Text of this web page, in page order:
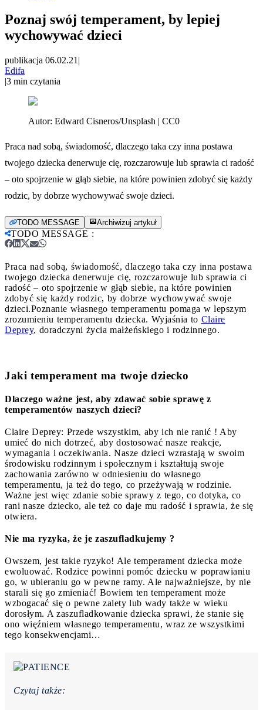
Poznaj swój temperament, by lepiej
wychowywać dzieci
publikacja 06.02.21 |
Edifa
|3 min czytania
Autor: Edward Cisneros/Unsplash | CC0
Praca nad sobą, świadomość, dlaczego taka czy inna postawa
twojego dziecka denerwuje cię, rozczarowuje lub sprawia ci radość
– oto spojrzenie w głąb siebie, na które powinien zdobyć się każdy
rodzic, by dobrze wychowywać swoje dzieci.
TODO MESSAGE Archiwizuj artykuł
TODO MESSAGE :
Praca nad sobą, świadomość, dlaczego taka czy inna postawa
twojego dziecka denerwuje cię, rozczarowuje lub sprawia ci
radość – oto spojrzenie w głąb siebie, na które powinien
zdobyć się każdy rodzic, by dobrze wychowywać swoje
dzieci.Poznanie własnego temperamentu pomaga w lepszym
zrozumieniu temperamentu dziecka. Wyjaśnia to Claire
Deprey, doradczyni życia małżeńskiego i rodzinnego.
Jaki temperament ma twoje dziecko
Dlaczego ważne jest, aby zdawać sobie sprawę z
temperamentów naszych dzieci?
Claire Deprey: Przede wszystkim, aby ich nie ranić ! Aby
umieć do nich dotrzeć, aby dostosować nasze reakcje,
wymagania i oczekiwania. Nasze dzieci wzrastają w swoim
środowisku rodzinnym i społecznym i kształtują swoje
zachowania zarówno w odniesieniu do własnego
temperamentu, ja też do tego, co przeżywają w rodzinie.
Ważne jest więc zdanie sobie sprawy z tego, co dotyka, co
rani nasze dziecko, ale też co daje mu radość i sprawia, że się
otwiera.
Nie ma ryzyka, że je zaszufladkujemy ?
Owszem, jest takie ryzyko! Ale temperament dziecka może
ewoluować. Rodzice powinni pomóc dziecku w poprawianiu
go, w ubieraniu go w pewne ramy. Ale najważniejsze, by nie
starali się go zmieniać! Bowiem ten temperament może
wzbogacać się o pewne zalety lub wady także w wieku
dorosłym. A zaszufladkowanie dziecka sprawi, że stanie się
ono więźniem własnego temperamentu, wraz ze wszystkimi
tego konsekwencjami…
Czytaj także: